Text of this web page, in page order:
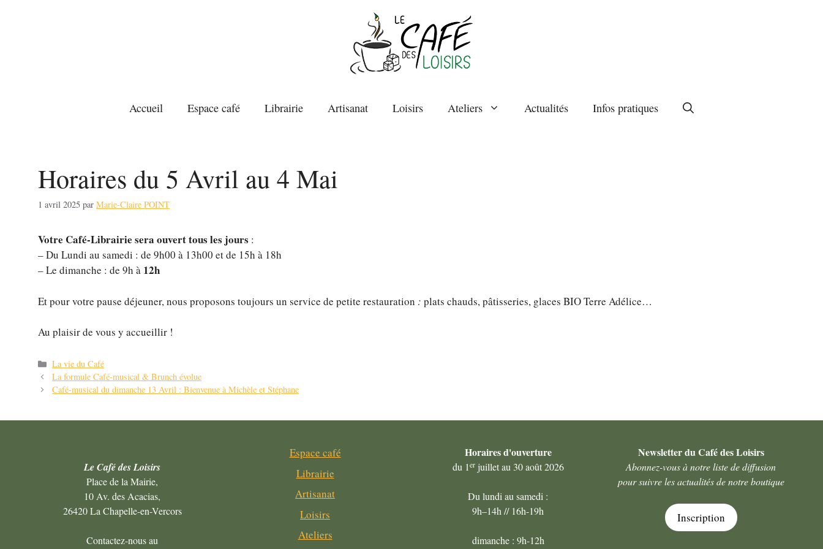
Accueil Espace café Librairie Artisanat Loisirs Ateliers Actualités Infos pratiques
Horaires du 5 Avril au 4 Mai
1 avril 2025 par Marie-Claire POINT
Votre Café-Librairie sera ouvert tous les jours :
– Du Lundi au samedi : de 9h00 à 13h00 et de 15h à 18h
– Le dimanche : de 9h à 12h
Et pour votre pause déjeuner, nous proposons toujours un service de petite restauration : plats chauds, pâtisseries, glaces BIO Terre Adélice…
Au plaisir de vous y accueillir !
Catégories
La vie du Café
Navigation
des
La formule Café-musical & Brunch évolue
Café-musical du dimanche 13 Avril : Bienvenue à Michèle et Stéphane
Le Café des Loisirs
Place de la Mairie,
10 Av. des Acacias,
26420 La Chapelle-en-Vercors
Contactez-nous au
Espace café
Librairie
Artisanat
Loisirs
Ateliers
Horairesd'ouverture
du 1erjuillet au 30 août 2026
Du lundi au samedi :
9h–14h // 16h-19h
dimanche : 9h-12h
Newsletter du Café des Loisirs
Abonnez-vous à notre liste de diffusion
pour suivre les actualités de notre boutique
Inscription